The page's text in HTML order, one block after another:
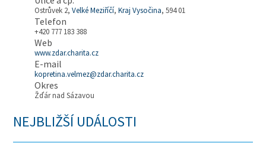
Ostrůvek 2,Velké Meziříčí,Kraj Vysočina, 594 01
Telefon
+420 777 183 388
Web
www.zdar.charita.cz
E-mail
kopretina.velmez@zdar.charita.cz
Okres
Žďár nad Sázavou
NEJBLIŽŠÍ UDÁLOSTI